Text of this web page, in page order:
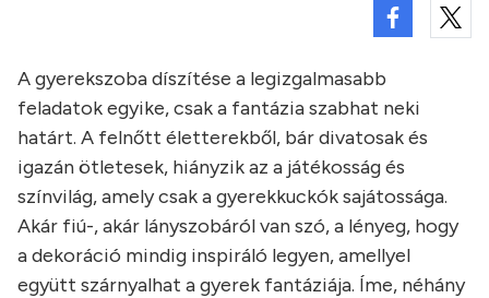
A gyerekszoba díszítése a legizgalmasabb
feladatok egyike, csak a fantázia szabhat neki
határt. A felnőtt életterekből, bár divatosak és
igazán ötletesek, hiányzik az a játékosság és
színvilág, amely csak a gyerekkuckók sajátossága.
Akár fiú-, akár lányszobáról van szó, a lényeg, hogy
a dekoráció mindig inspiráló legyen, amellyel
együtt szárnyalhat a gyerek fantáziája. Íme, néhány